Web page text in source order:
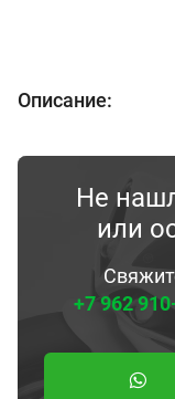
Описание:
Не
или
+7 962